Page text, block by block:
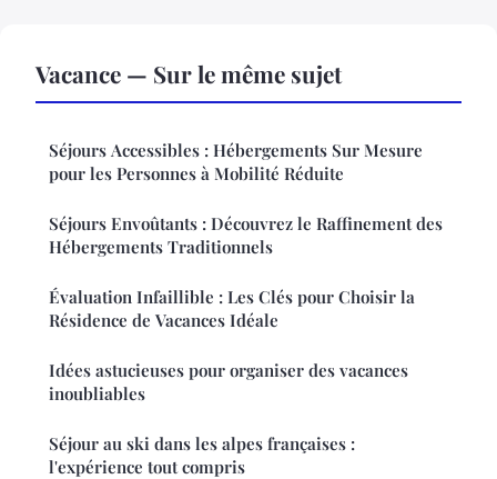
Vacance — Sur le même sujet
Séjours Accessibles : Hébergements Sur Mesure
pour les Personnes à Mobilité Réduite
Séjours Envoûtants : Découvrez le Raffinement des
Hébergements Traditionnels
Évaluation Infaillible : Les Clés pour Choisir la
Résidence de Vacances Idéale
Idées astucieuses pour organiser des vacances
inoubliables
Séjour au ski dans les alpes françaises :
l'expérience tout compris